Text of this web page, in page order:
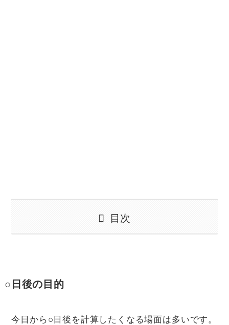
目次
○日後の目的
今日から○日後を計算したくなる場面は多いです。